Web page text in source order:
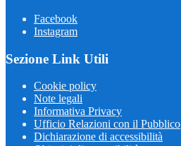
Facebook
Instagram
Sezione Link Utili
Cookie policy
Note legali
Informativa Privacy
Ufficio Relazioni con il Pubblico
Dichiarazione di accessibilità